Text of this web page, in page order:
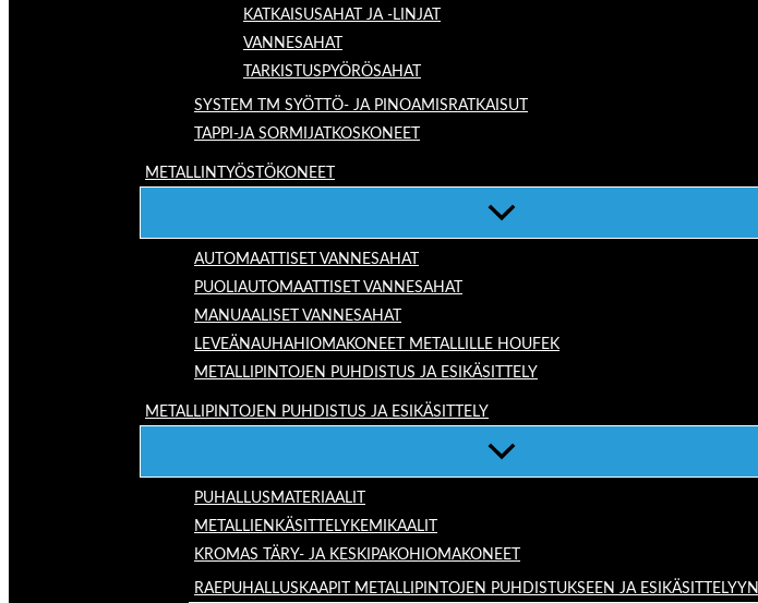
KATKAISUSAHAT JA -LINJAT
VANNESAHAT
TARKISTUSPYÖRÖSAHAT
SYSTEM TM SYÖTTÖ- JA PINOAMISRATKAISUT
TAPPI-JA SORMIJATKOSKONEET
METALLINTYÖSTÖKONEET
AUTOMAATTISET VANNESAHAT
PUOLIAUTOMAATTISET VANNESAHAT
MANUAALISET VANNESAHAT
LEVEÄNAUHAHIOMAKONEET METALLILLE HOUFEK
METALLIPINTOJEN PUHDISTUS JA ESIKÄSITTELY
METALLIPINTOJEN PUHDISTUS JA ESIKÄSITTELY
PUHALLUSMATERIAALIT
METALLIENKÄSITTELYKEMIKAALIT
KROMAS TÄRY- JA KESKIPAKOHIOMAKONEET
RAEPUHALLUSKAAPIT METALLIPINTOJEN PUHDISTUKSEEN JA ESIKÄSITTELYYN